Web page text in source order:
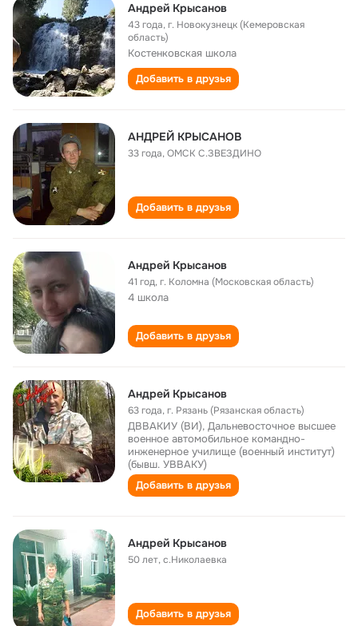
Андрей Крысанов
43 года,г. Новокузнецк (Кемеровская
область)
Костенковская школа
Добавить в друзья
АНДРЕЙ КРЫСАНОВ
33 года,ОМСК С.ЗВЕЗДИНО
Добавить в друзья
Андрей Крысанов
41 год,г. Коломна (Московская область)
4 школа
Добавить в друзья
Андрей Крысанов
63 года,г. Рязань (Рязанская область)
ДВВАКИУ (ВИ), Дальневосточное высшее
военное автомобильное командно-
инженерное училище (военный институт)
(бывш. УВВАКУ)
Добавить в друзья
Андрей Крысанов
50 лет,с.Николаевка
Добавить в друзья